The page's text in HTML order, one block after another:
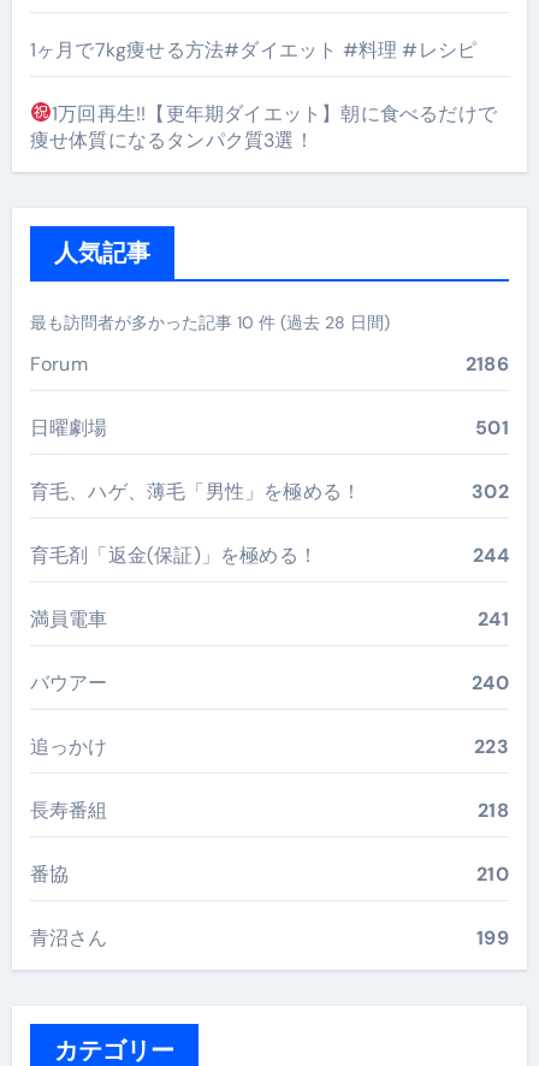
1ヶ月で7kg痩せる方法#ダイエット #料理 #レシピ
1万回再生!!【更年期ダイエット】朝に食べるだけで
痩せ体質になるタンパク質3選！
人気記事
最も訪問者が多かった記事 10 件 (過去 28 日間)
Forum 2186
日曜劇場 501
育毛、ハゲ、薄毛「男性」を極める！ 302
育毛剤「返金(保証)」を極める！ 244
満員電車 241
バウアー 240
追っかけ 223
長寿番組 218
番協 210
青沼さん 199
カテゴリー